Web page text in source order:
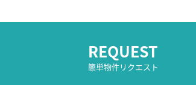
REQUEST
簡単物件リクエスト